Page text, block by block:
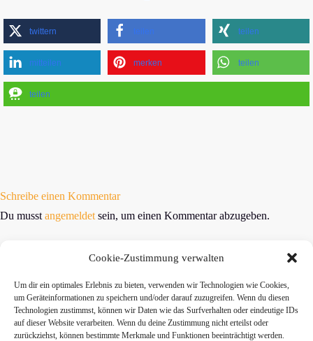
Cookie-Zustimmung verwalten
Um dir ein optimales Erlebnis zu bieten, verwenden wir Technologien wie Cookies,
um Geräteinformationen zu speichern und/oder darauf zuzugreifen. Wenn du diesen
Technologien zustimmst, können wir Daten wie das Surfverhalten oder eindeutige IDs
auf dieser Website verarbeiten. Wenn du deine Zustimmung nicht erteilst oder
zurückziehst, können bestimmte Merkmale und Funktionen beeinträchtigt werden.
twittern teilen teilen
mitteilen merken teilen
teilen
Schreibe einen Kommentar
Du musst angemeldet sein, um einen Kommentar abzugeben.
» Hier findest Du unsere Studionews